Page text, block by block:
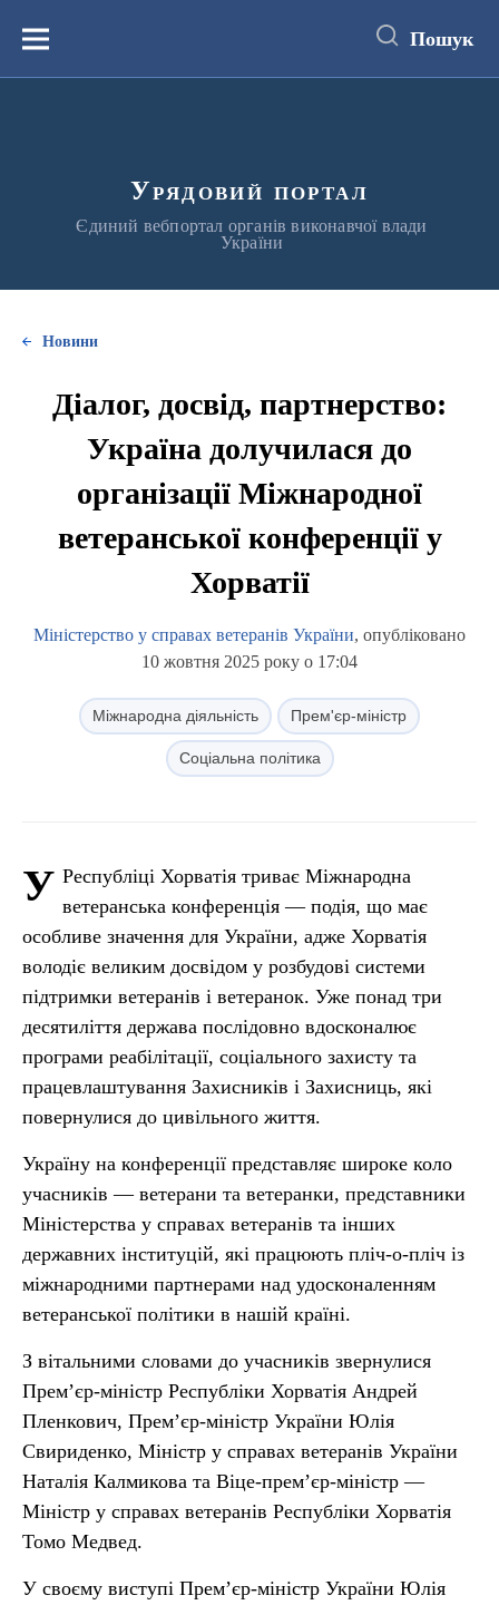
вмістуМеню Пошук
Урядовий портал
Єдиний вебпортал органів виконавчої влади
України
Новини
Діалог, досвід, партнерство:
Україна долучилася до
організації Міжнародної
ветеранської конференції у
Хорватії
Міністерство у справах ветеранів України, опубліковано
10 жовтня 2025 року о 17:04
Міжнародна діяльність Прем'єр-міністр
Соціальна політика
У Республіці Хорватія триває Міжнародна
ветеранська конференція — подія, що має
особливе значення для України, адже Хорватія
володіє великим досвідом у розбудові системи
підтримки ветеранів і ветеранок. Уже понад три
десятиліття держава послідовно вдосконалює
програми реабілітації, соціального захисту та
працевлаштування Захисників і Захисниць, які
повернулися до цивільного життя.
Україну на конференції представляє широке коло
учасників — ветерани та ветеранки, представники
Міністерства у справах ветеранів та інших
державних інституцій, які працюють пліч-о-пліч із
міжнародними партнерами над удосконаленням
ветеранської політики в нашій країні.
З вітальними словами до учасників звернулися
Прем’єр-міністр Республіки Хорватія Андрей
Пленкович, Прем’єр-міністр України Юлія
Свириденко, Міністр у справах ветеранів України
Наталія Калмикова та Віце-прем’єр-міністр —
Міністр у справах ветеранів Республіки Хорватія
Томо Медвед.
У своєму виступі Прем’єр-міністр України Юлія